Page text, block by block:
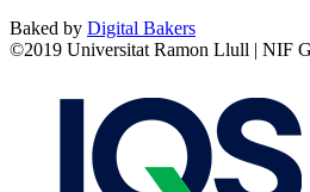
Baked by Digital Bakers
©2019 Universitat Ramon Llull | NIF